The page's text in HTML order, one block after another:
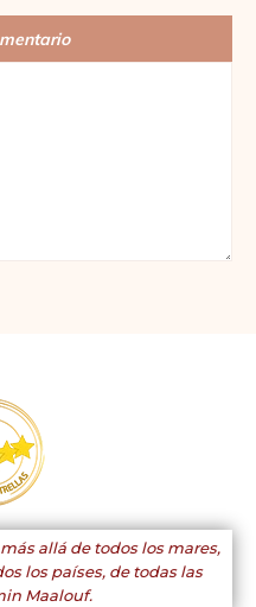
allá de todos los mares,
los países, de todas las
Maalouf.